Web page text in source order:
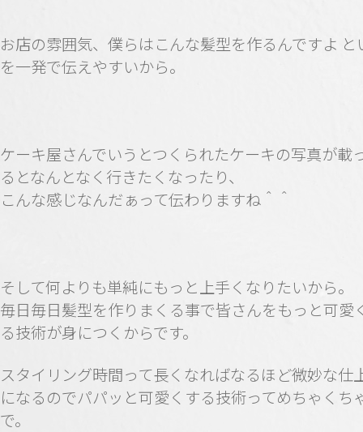
お店の雰囲気、僕らはこんな髪型を作るんですよ と
を一発で伝えやすいから。
ケーキ屋さんでいうとつくられたケーキの写真が載
るとなんとなく行きたくなったり、
こんな感じなんだぁって伝わりますね＾＾
そして何よりも単純にもっと上手くなりたいから。
毎日毎日髪型を作りまくる事で皆さんをもっと可愛
る技術が身につくからです。
スタイリング時間って長くなればなるほど微妙な仕
になるのでパパッと可愛くする技術ってめちゃくち
で。